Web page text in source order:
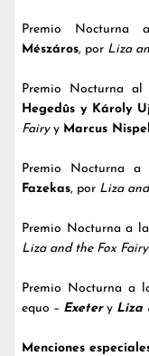
Premio Nocturna
Mészáros, por Liza
Premio Nocturna al
Hegedûs y Károly
Fairyy Marcus
Premio Nocturna a
Fazekas, por Liza
Premio Nocturna a la
Liza and the Fox Fairy
Premio Nocturna a
equo – Exetery Liza
Menciones